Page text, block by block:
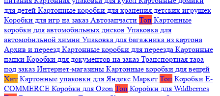
для детей Картонные коробки для хранения детских игрушек
Коробки для игр на заказ Автозапчасти Топ Картонные
коробки для автомобильных дисков Упаковка для
автомобильной химии Упаковка для багажника из картона
Архив и переезд Картонные коробки для переезда Картонные
папки Коробки для документов на заказ Транспортная тара
под заказ Интернет-магазины Картонные коробки для вещей
Хит Картонные упаковки для Яндекс Маркет Топ Коробки E-
COMMERCE Коробки для Ozon Топ Коробки для Wildberries